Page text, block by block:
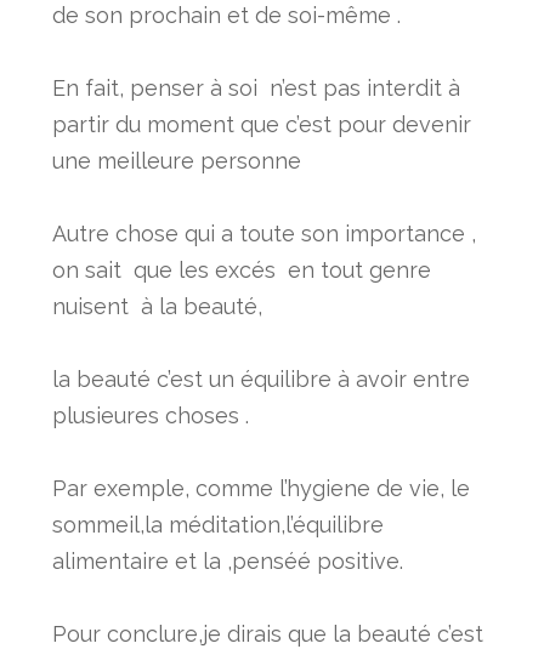
de son prochain et de soi-même .
En fait, penser à soi n’est pas interdit à
partir du moment que c’est pour devenir
une meilleure personne
Autre chose qui a toute son importance ,
on sait que les excés en tout genre
nuisent à la beauté,
la beauté c’est un équilibre à avoir entre
plusieures choses .
Par exemple, comme l’hygiene de vie, le
sommeil,la méditation,l’équilibre
alimentaire et la ,penséé positive.
Pour conclure,je dirais que la beauté c’est